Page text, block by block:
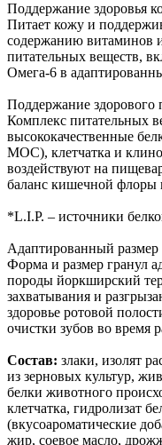
Поддержание здоровья
Питает кожу и
содержанию витаминов
питательных веществ,
Омега-6 в
Поддержание здорового
Комплекс питательных
высококачественные
МОС), клетчатка и
воздействуют на
баланс кишечной флоры
*L.I.P. – источники
Адаптированный размер
Форма и размер гранул
породы йоркширский
захватывания и
здоровье ротовой
очистки зубов во время
Состав: злаки, изолят
из зерновых культур,
белки животного
клетчатка, гидролизат
(вкусоароматические
жир, соевое масло,